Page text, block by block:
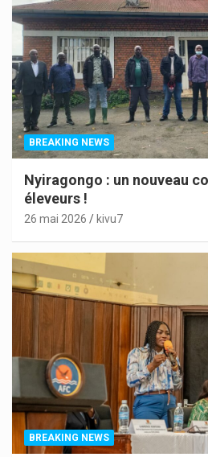
BREAKING NEWS
Nyiragongo : un nouveau
éleveurs !
26 mai 2026 kivu7
BREAKING NEWS